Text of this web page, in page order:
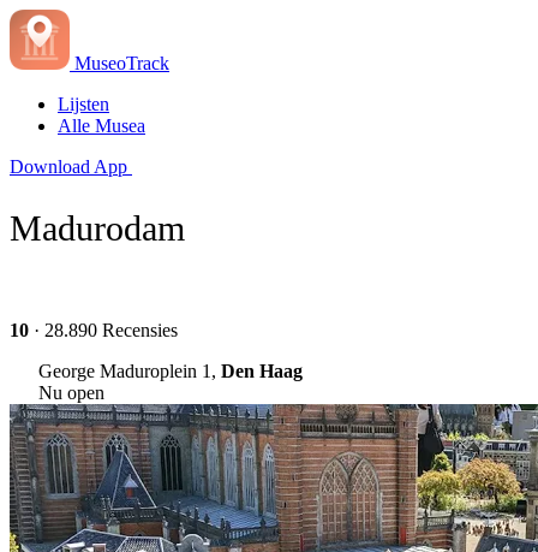
MuseoTrack
Lijsten
Alle Musea
Download App
Madurodam
10 · 28.890 Recensies
George Maduroplein 1, Den Haag
Nu open